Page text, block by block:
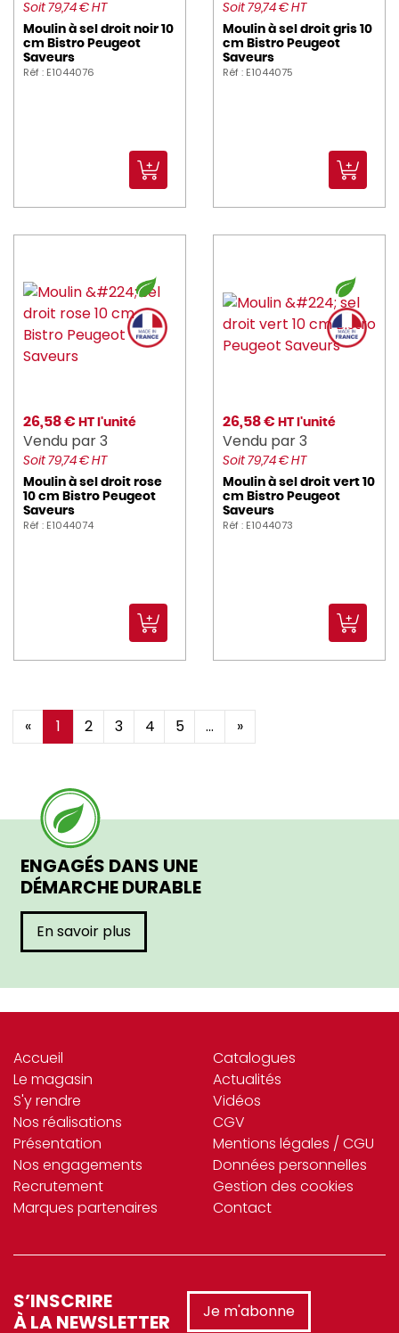
Soit 79,74 € HT
Moulin à sel droit noir 10
cm Bistro Peugeot
Saveurs
Réf : E1044076
Soit 79,74 € HT
Moulin à sel droit gris 10
cm Bistro Peugeot
Saveurs
Réf : E1044075
26,58 € HT l'unité
Vendu par 3
Soit 79,74 € HT
Moulin à sel droit rose
10 cm Bistro Peugeot
Saveurs
Réf : E1044074
26,58 € HT l'unité
Vendu par 3
Soit 79,74 € HT
Moulin à sel droit vert 10
cm Bistro Peugeot
Saveurs
Réf : E1044073
« 1 2 3 4 5 ... »
ENGAGÉS DANS UNE
DÉMARCHE DURABLE
En savoir plus
Accueil
Le magasin
S'y rendre
Nos réalisations
Présentation
Nos engagements
Recrutement
Marques partenaires
Catalogues
Actualités
Vidéos
CGV
Mentions légales / CGU
Données personnelles
Gestion des cookies
Contact
S’INSCRIRE
À LA NEWSLETTER
Je m'abonne